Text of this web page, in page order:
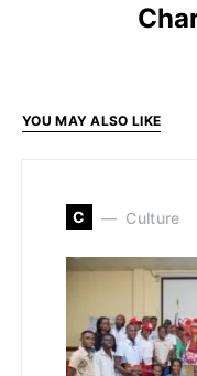
YOU MAY ALSO LIKE
C Culture